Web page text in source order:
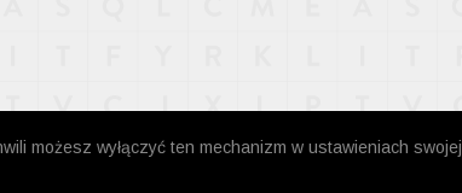
możesz wyłączyć ten mechanizm w ustawieniach swojej